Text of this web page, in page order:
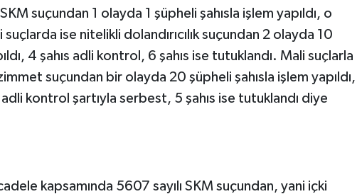
suçundan 1 olayda 1 şüpheli şahısla işlem yapıldı, o
ise nitelikli dolandırıcılık suçundan 2 olayda 10
4 şahıs adli kontrol, 6 şahıs ise tutuklandı. Mali suçlarla
suçundan bir olayda 20 şüpheli şahısla işlem yapıldı,
adli kontrol şartıyla serbest, 5 şahıs ise tutuklandı diye
kapsamında 5607 sayılı SKM suçundan, yani içki